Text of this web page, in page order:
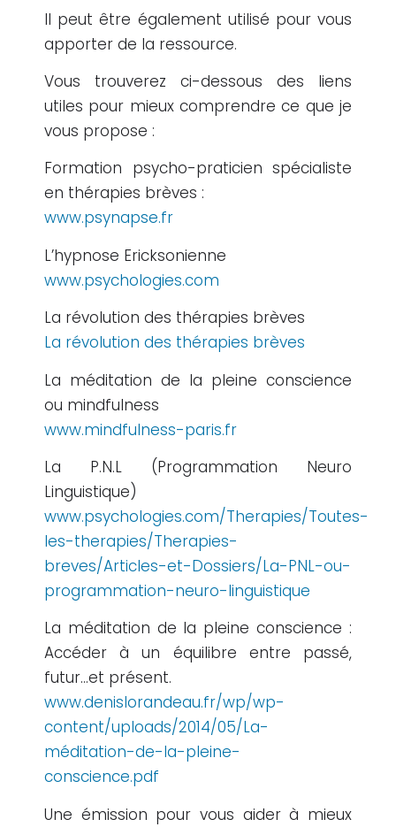
Il peut être également utilisé pour vous
apporter de la ressource.
Vous trouverez ci-dessous des liens
utiles pour mieux comprendre ce que je
vous propose :
Formation psycho-praticien spécialiste
en thérapies brèves :
www.psynapse.fr
L’hypnose Ericksonienne
www.psychologies.com
La révolution des thérapies brèves
La révolution des thérapies brèves
La méditation de la pleine conscience
ou mindfulness
www.mindfulness-paris.fr
La P.N.L (Programmation Neuro
Linguistique)
www.psychologies.com/Therapies/Toutes-
les-therapies/Therapies-
breves/Articles-et-Dossiers/La-PNL-ou-
programmation-neuro-linguistique
La méditation de la pleine conscience :
Accéder à un équilibre entre passé,
futur…et présent.
www.denislorandeau.fr/wp/wp-
content/uploads/2014/05/La-
méditation-de-la-pleine-
conscience.pdf
Une émission pour vous aider à mieux